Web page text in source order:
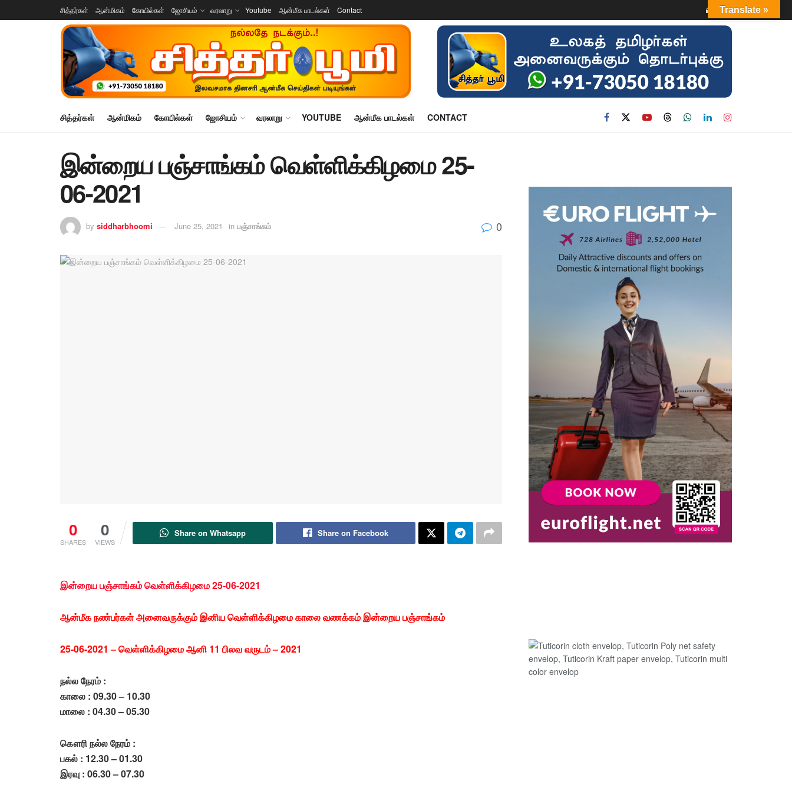
சித்தர்கள் ஆன்மிகம் கோயில்கள் ஜோசியம் வரலாறு Youtube ஆன்மீக பாடல்கள் Contact Login
சித்தர்கள் ஆன்மிகம் கோயில்கள் ஜோசியம் வரலாறு YOUTUBE ஆன்மீக பாடல்கள் CONTACT
இன்றைய பஞ்சாங்கம் வெள்ளிக்கிழமை 25-
06-2021
by siddharbhoomi June 25, 2021 in பஞ்சாங்கம் 0
0
SHARES
0
VIEWS
Share on Whatsapp Share on Facebook
இன்றைய பஞ்சாங்கம் வெள்ளிக்கிழமை 25-06-2021
ஆன்மீக நண்பர்கள் அனைவருக்கும் இனிய வெள்ளிக்கிழமை காலை வணக்கம் இன்றைய பஞ்சாங்கம்
25-06-2021 – வெள்ளிக்கிழமை ஆனி 11 பிலவ வருடம் – 2021
நல்ல நேரம் :
காலை : 09.30 – 10.30
மாலை : 04.30 – 05.30
கௌரி நல்ல நேரம் :
பகல் : 12.30 – 01.30
இரவு : 06.30 – 07.30
Translate »